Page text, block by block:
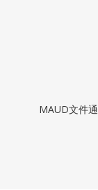
MAUD文件